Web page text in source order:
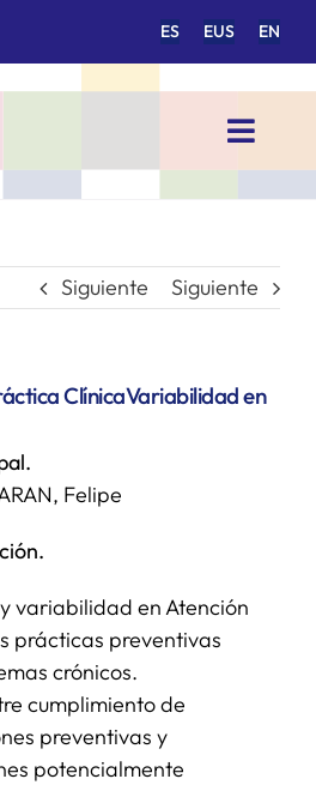
ES EUS EN
Toggle
Siguiente Siguiente
ClínicaVariabilidad en
Felipe
variabilidad en Atención
prácticas preventivas
crónicos.
cumplimiento de
preventivas y
potencialmente